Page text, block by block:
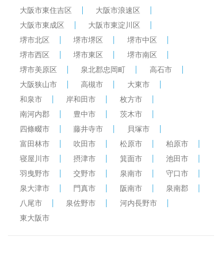
大阪市東住吉区
大阪市浪速区
大阪市東成区
大阪市東淀川区
堺市北区
堺市堺区
堺市中区
堺市西区
堺市東区
堺市南区
堺市美原区
泉北郡忠岡町
高石市
大阪狭山市
高槻市
大東市
和泉市
岸和田市
枚方市
南河内郡
豊中市
茨木市
四條畷市
藤井寺市
貝塚市
富田林市
吹田市 松原市
柏原市
寝屋川市
摂津市 箕面市
池田市
羽曳野市
交野市 泉南市
守口市
泉大津市
門真市 阪南市
泉南郡
八尾市
泉佐野市
河内長野市
東大阪市